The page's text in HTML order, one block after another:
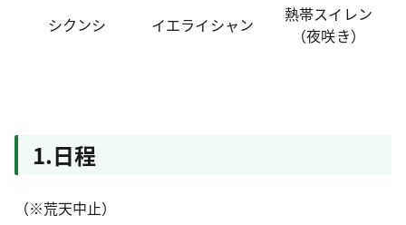
シクンシ イエライシャン
熱帯スイレン
（夜咲き）
1.日程
（※荒天中止）